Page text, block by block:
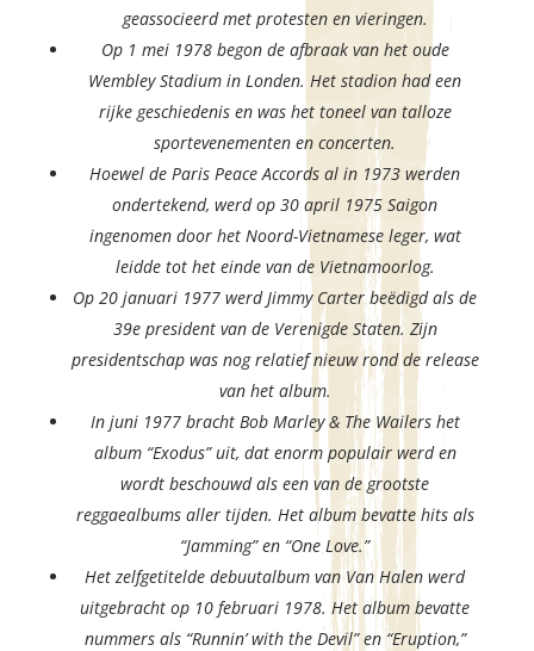
geassocieerd met protesten en vieringen.
Op 1 mei 1978 begon de afbraak van het oude
Wembley Stadium in Londen. Het stadion had een
rijke geschiedenis en was het toneel van talloze
sportevenementen en concerten.
Hoewel de Paris Peace Accords al in 1973 werden
ondertekend, werd op 30 april 1975 Saigon
ingenomen door het Noord-Vietnamese leger, wat
leidde tot het einde van de Vietnamoorlog.
Op 20 januari 1977 werd Jimmy Carter beëdigd als de
39e president van de Verenigde Staten. Zijn
presidentschap was nog relatief nieuw rond de release
van het album.
In juni 1977 bracht Bob Marley & The Wailers het
album “Exodus” uit, dat enorm populair werd en
wordt beschouwd als een van de grootste
reggaealbums aller tijden. Het album bevatte hits als
“Jamming” en “One Love.”
Het zelfgetitelde debuutalbum van Van Halen werd
uitgebracht op 10 februari 1978. Het album bevatte
nummers als “Runnin’ with the Devil” en “Eruption,”